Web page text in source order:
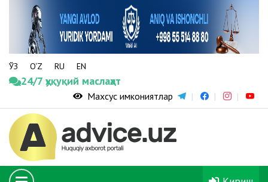
ЎЗ O‘Z RU EN
24/7 ҳуқуқий маслаҳат
Махсус имкониятлар